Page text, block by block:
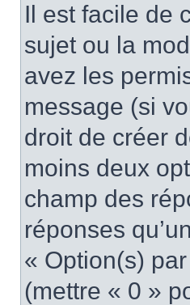
Il est facile de
sujet ou la
avez les
message (si
droit de créer
moins deux
champ des
réponses
« Option(s)
(mettre « 0 »